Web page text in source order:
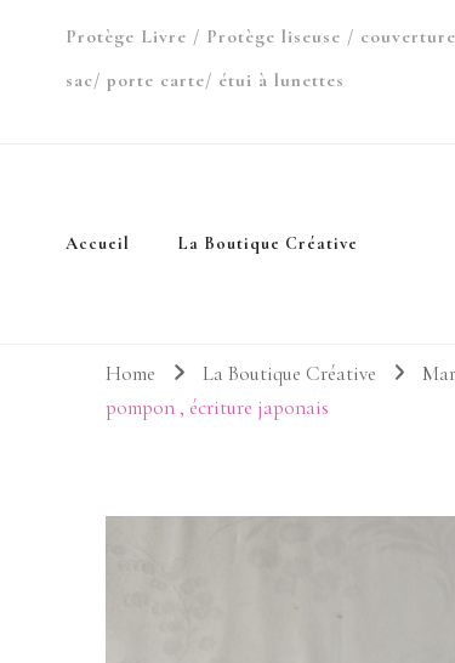
Protège Livre / Protège liseuse /
sac/ porte carte/ étui à lunettes
Accueil La Boutique Créative
Home
La Boutique Créative
pompon , écriture japonais